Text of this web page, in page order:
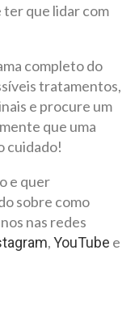
que lidar com
completo do
tratamentos,
e procure um
que uma
cuidado!
e quer
sobre como
nas redes
,YouTube e